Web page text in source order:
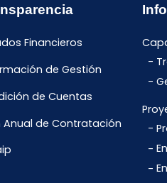
Financieros
de Gestión
de Cuentas
Anual de Contratación